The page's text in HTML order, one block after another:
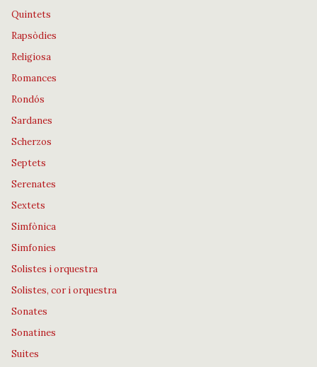
Quintets
Rapsòdies
Religiosa
Romances
Rondós
Sardanes
Scherzos
Septets
Serenates
Sextets
Simfònica
Simfonies
Solistes i orquestra
Solistes, cor i orquestra
Sonates
Sonatines
Suites